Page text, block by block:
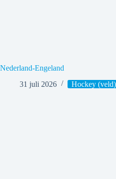
Nederland-Engeland
31 juli 2026
Hockey (veld)